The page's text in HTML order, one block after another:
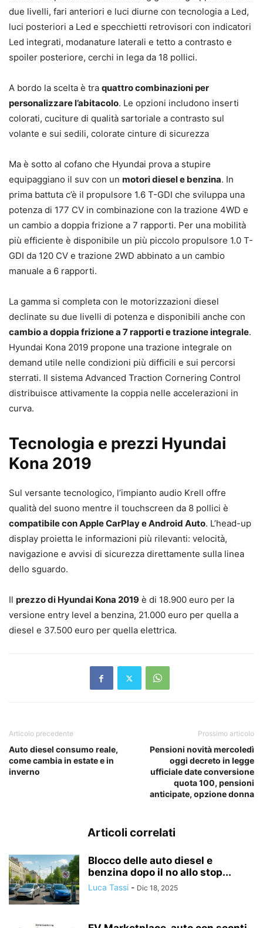
due livelli, fari anteriori e luci diurne con tecnologia a Led,
luci posteriori a Led e specchietti retrovisori con indicatori
Led integrati, modanature laterali e tetto a contrasto e
spoiler posteriore, cerchi in lega da 18 pollici.
A bordo la scelta è tra quattro combinazioni per
personalizzare l’abitacolo. Le opzioni includono inserti
colorati, cuciture di qualità sartoriale a contrasto sul
volante e sui sedili, colorate cinture di sicurezza
Ma è sotto al cofano che Hyundai prova a stupire
equipaggiano il suv con un motori diesel e benzina. In
prima battuta c’è il propulsore 1.6 T-GDI che sviluppa una
potenza di 177 CV in combinazione con la trazione 4WD e
un cambio a doppia frizione a 7 rapporti. Per una mobilità
più efficiente è disponibile un più piccolo propulsore 1.0 T-
GDI da 120 CV e trazione 2WD abbinato a un cambio
manuale a 6 rapporti.
La gamma si completa con le motorizzazioni diesel
declinate su due livelli di potenza e disponibili anche con
cambio a doppia frizione a 7 rapporti e trazione integrale.
Hyundai Kona 2019 propone una trazione integrale on
demand utile nelle condizioni più difficili e sui percorsi
sterrati. Il sistema Advanced Traction Cornering Control
distribuisce attivamente la coppia nelle accelerazioni in
curva.
Tecnologia e prezzi Hyundai
Kona 2019
Sul versante tecnologico, l’impianto audio Krell offre
qualità del suono mentre il touchscreen da 8 pollici è
compatibile con Apple CarPlay e Android Auto. L’head-up
display proietta le informazioni più rilevanti: velocità,
navigazione e avvisi di sicurezza direttamente sulla linea
dello sguardo.
Il prezzo di Hyundai Kona 2019 è di 18.900 euro per la
versione entry level a benzina, 21.000 euro per quella a
diesel e 37.500 euro per quella elettrica.
Articolo precedente
Auto diesel consumo reale,
come cambia in estate e in
inverno
Prossimo articolo
Pensioni novità mercoledì
oggi decreto in legge
ufficiale date conversione
quota 100, pensioni
anticipate, opzione donna
Articoli correlati
Blocco delle auto diesel e
benzina dopo il no allo stop...
Luca Tassi - Dic 18, 2025